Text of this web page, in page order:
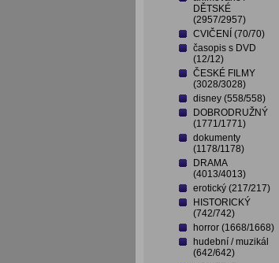
DĚTSKÉ
(2957/2957)
CVIČENÍ (70/70)
časopis s DVD
(12/12)
ČESKÉ FILMY
(3028/3028)
disney (558/558)
DOBRODRUŽNÝ
(1771/1771)
dokumenty
(1178/1178)
DRAMA
(4013/4013)
erotický (217/217)
HISTORICKÝ
(742/742)
horror (1668/1668)
hudební / muzikál
(642/642)